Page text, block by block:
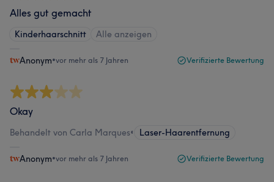
Alles gut gemacht
Kinderhaarschnitt Alle anzeigen
Anonym•vor mehr als 7 Jahren Verifizierte Bewertung
Okay
Behandelt von Carla Marques• Laser-Haarentfernung
Anonym•vor mehr als 7 Jahren Verifizierte Bewertung